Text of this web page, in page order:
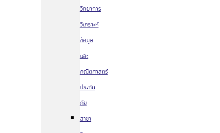
วิทยาการ
วิเคราะห์
ข้อมูล
และ
คณิตศาสตร์
ประกัน
ภัย
สาขา